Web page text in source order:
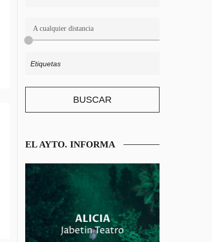
A cualquier distancia
EL AYTO. INFORMA